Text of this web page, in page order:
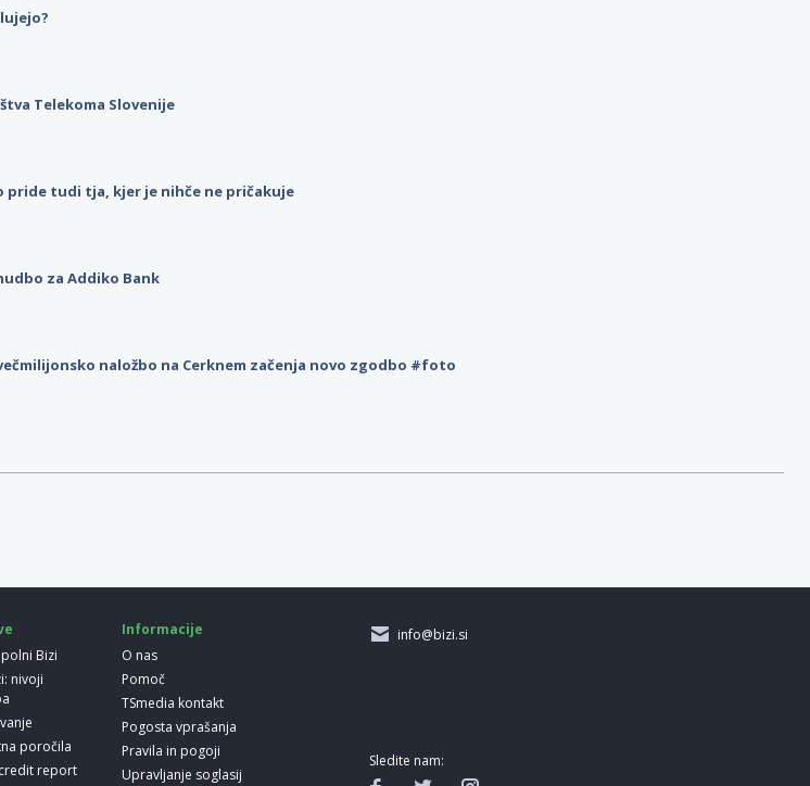
Telekoma Slovenije
pride tudi tja, kjer je nihče ne pričakuje
za Addiko Bank
naložbo na Cerknem začenja novo zgodbo #foto
Bizi
nivoji
poročila
report
Informacije
O nas
Pomoč
TSmedia kontakt
Pogosta vprašanja
Pravila in pogoji
Upravljanje soglasij
info@bizi.si
Sledite nam: